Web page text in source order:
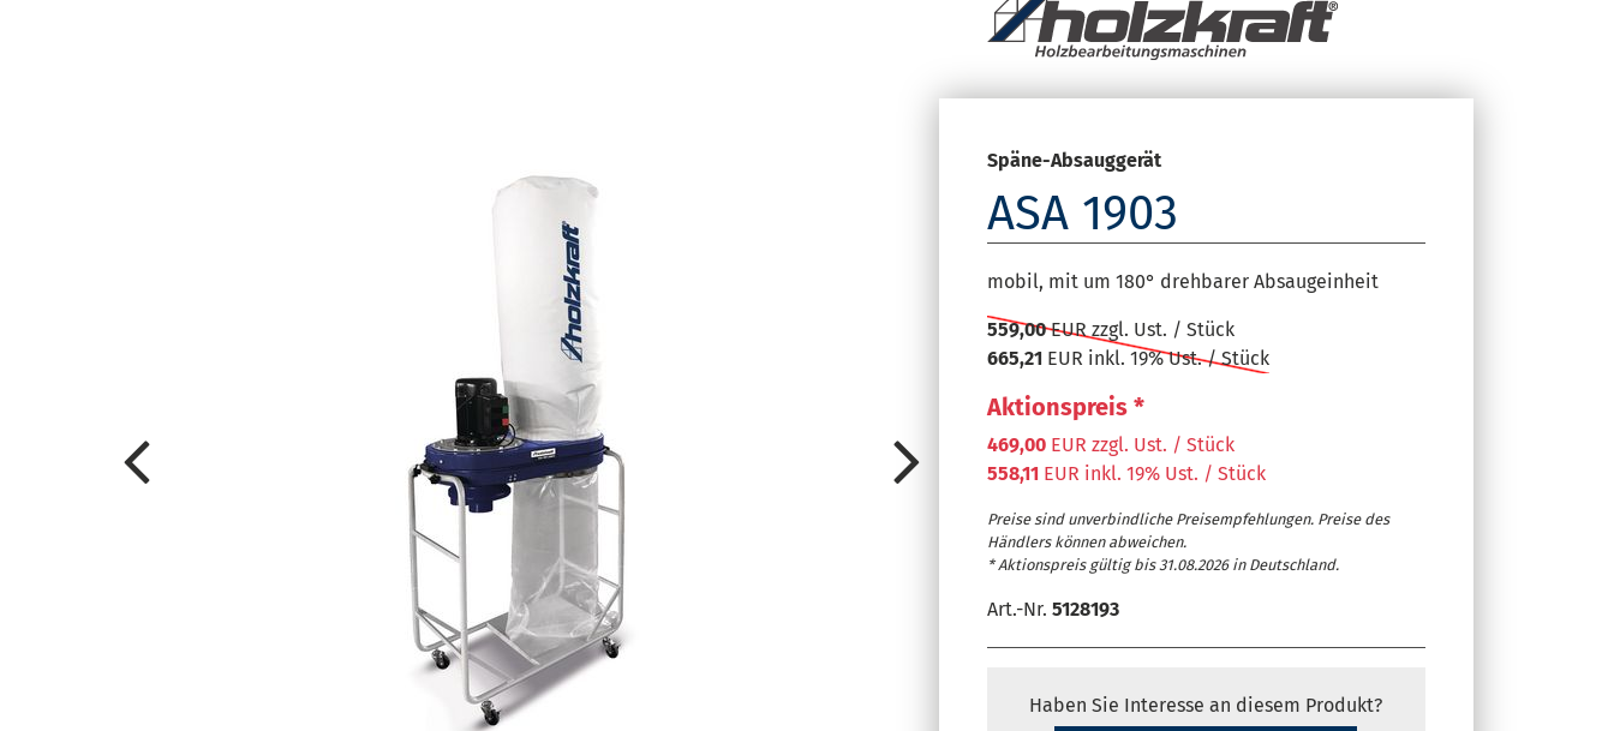
Um 180° drehbare Absaugeinheit ermöglicht Absaugführung von unten oder
Späne-Absauggerät
ASA 1903
mobil, mit um 180° drehbarer Absaugeinheit
559,00EUR zzgl. Ust. / Stück
665,21 EUR inkl. 19% Ust. / Stück
Aktionspreis *
469,00 EUR zzgl. Ust. / Stück
558,11 EUR inkl. 19% Ust. / Stück
Preise sind unverbindliche Preisempfehlungen. Preise des
Händlers können abweichen.
* Aktionspreis gültig bis 31.08.2026 in Deutschland.
Art.-Nr. 5128193
Haben Sie Interesse an diesem Produkt?